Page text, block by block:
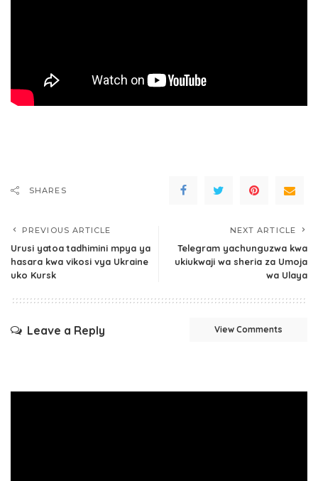
SHARES
PREVIOUS ARTICLE
Urusi yatoa tadhimini mpya ya
hasara kwa vikosi vya Ukraine
uko Kursk
NEXT ARTICLE
Telegram yachunguzwa kwa
ukiukwaji wa sheria za Umoja
wa Ulaya
Leave a Reply View Comments